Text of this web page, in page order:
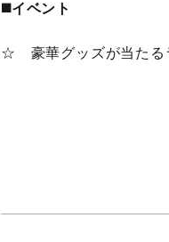
◼️イベント
☆ 豪華グッズが当たる